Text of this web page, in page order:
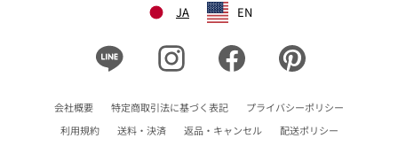
JA EN
Instagram Facebook
会社概要 特定商取引法に基づく表記
プライバシーポリシー
利用規約
送料・決済 返品・キャンセル 配送ポリシー